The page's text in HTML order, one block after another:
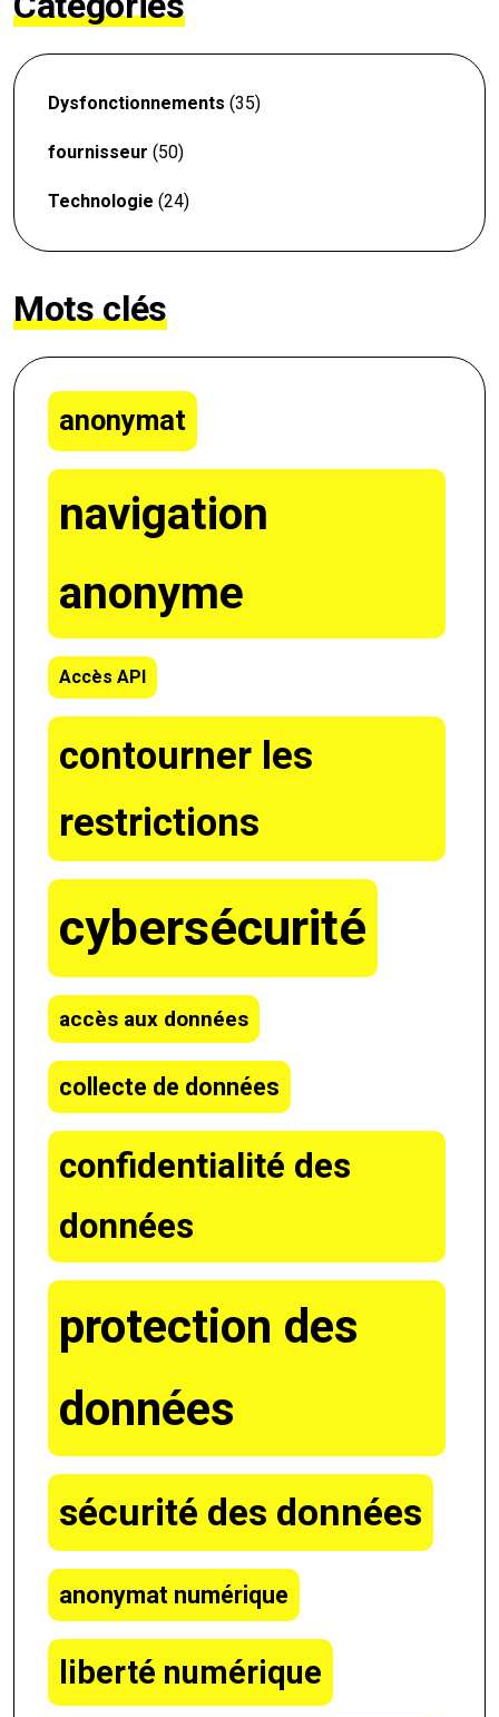
Dysfonctionnements (35)
fournisseur (50)
Technologie (24)
Mots clés
anonymat
navigation
anonyme
Accès API
contourner les
restrictions
cybersécurité
accès aux données
collecte de données
confidentialité des
données
protection des
données
sécurité des données
anonymat numérique
liberté numérique